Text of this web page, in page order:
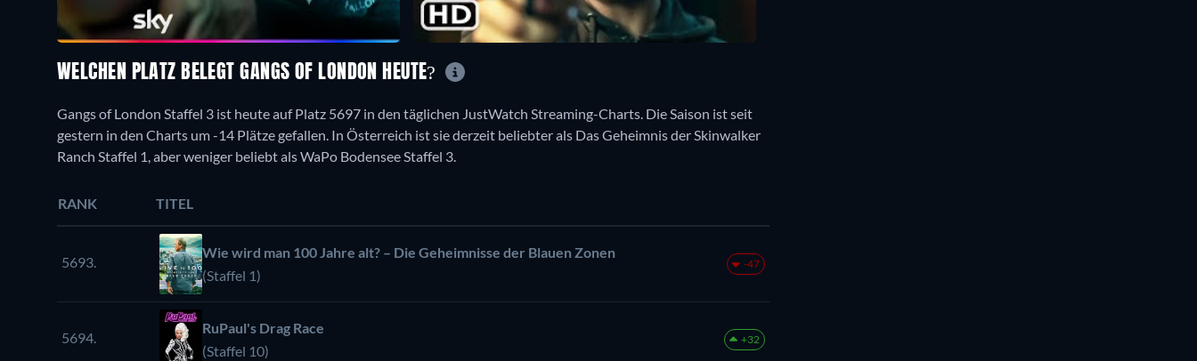
WELCHEN PLATZ BELEGT GANGS OF LONDON HEUTE?
Gangs of London Staffel 3 ist heute auf Platz 5697 in den täglichen JustWatch Streaming-Charts. Die Saison ist seit
gestern in den Charts um -14 Plätze gefallen. In Österreich ist sie derzeit beliebter als Das Geheimnis der Skinwalker
Ranch Staffel 1, aber weniger beliebt als WaPo Bodensee Staffel 3.
RANK TITEL
5693.
Wie wird man 100 Jahre alt? – Die Geheimnisse der Blauen Zonen
(Staffel 1)
-47
5694.
RuPaul's Drag Race
(Staffel 10)
+32